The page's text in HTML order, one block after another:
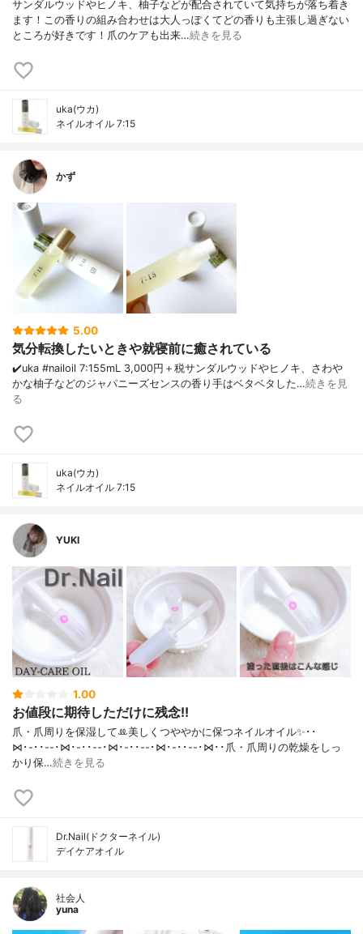
サンダルウッドやヒノキ、柚子などが配合されていて気持ちが落ち着き
ます！この香りの組み合わせは大人っぽくてどの香りも主張し過ぎない
ところが好きです！爪のケアも出来…続きを見る
uka(ウカ)
ネイルオイル 7:15
かず
5.00
気分転換したいときや就寝前に癒されている
✔️uka #nailoil 7:15 5mL 3,000円＋税 サンダルウッドやヒノキ、さわや
かな柚子などのジャパニーズセンスの香り 手はベタベタした…続きを見
る
uka(ウカ)
ネイルオイル 7:15
YUKI
1.00
お値段に期待しただけに残念!!
爪・爪周りを保湿してꔛ‬美しくつややかに保つネイルオイル✨･･
⋈･-･･--･⋈･-･･--･⋈･-･･--･⋈･-･･--･⋈･･爪・爪周りの乾燥をしっ
かり保…続きを見る
Dr.Nail(ドクターネイル)
デイケアオイル
社会人
yuna